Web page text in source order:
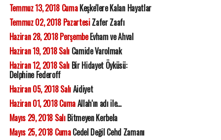
Temmuz 13, 2018 CumaKeşke'lere Kalan Hayatlar
Temmuz 02, 2018 PazartesiZafer Zaafı
Haziran 28, 2018 PerşembeEvham ve Ahval
Haziran 19, 2018 SalıCamide Varolmak
Haziran 12, 2018 SalıBir Hidayet Öyküsü:
Delphine Federoff
Haziran 05, 2018 SalıAidiyet
Haziran 01, 2018 CumaAllah'ın adı ile...
Mayıs 29, 2018 SalıBitmeyen Kerbela
Mayıs 25, 2018 CumaCedel Değil Cehd Zamanı